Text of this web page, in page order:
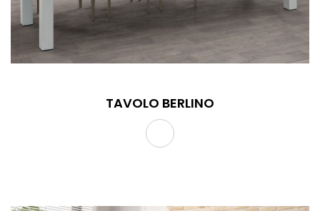
TAVOLO BERLINO